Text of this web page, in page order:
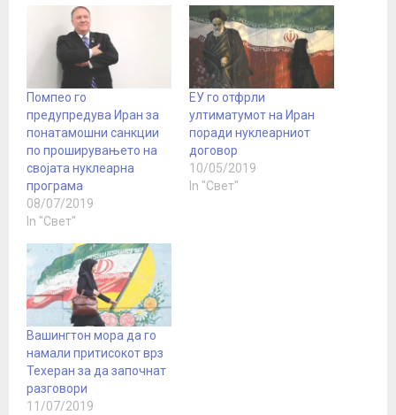
Помпео го
предупредува Иран за
понатамошни санкции
по проширувањето на
својата нуклеарна
програма
08/07/2019
In "Свет"
ЕУ го отфрли
ултиматумот на Иран
поради нуклеарниот
договор
10/05/2019
In "Свет"
Вашингтон морa да го
намали притисокот врз
Техеран за да започнат
разговори
11/07/2019